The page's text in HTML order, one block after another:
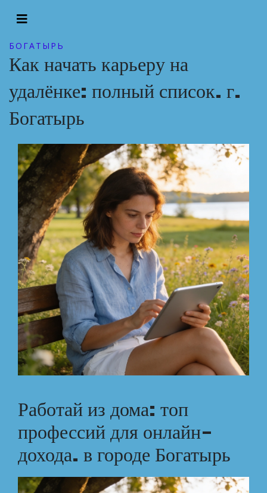
БОГАТЫРЬ
Как начать карьеру на
удалёнке: полный список. г.
Богатырь
Работай из дома: топ
профессий для онлайн-
дохода. в городе Богатырь